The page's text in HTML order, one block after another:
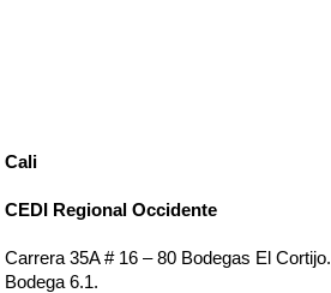
Cali
CEDI Regional Occidente
Carrera 35A # 16 – 80 Bodegas El Cortijo.
Bodega 6.1.